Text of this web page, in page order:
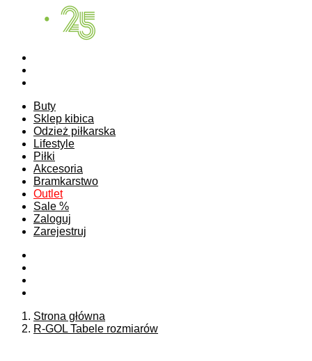
Buty
Sklep kibica
Odzież piłkarska
Lifestyle
Piłki
Akcesoria
Bramkarstwo
Outlet
Sale %
Zaloguj
Zarejestruj
Strona główna
R-GOL Tabele rozmiarów